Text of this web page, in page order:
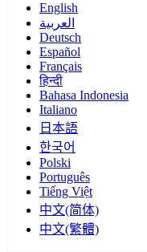
English
العربية
Deutsch
Español
Français
हिन्दी
Bahasa Indonesia
Italiano
日本語
한국어
Polski
Português
Tiếng Việt
中文(简体)
中文(繁體)